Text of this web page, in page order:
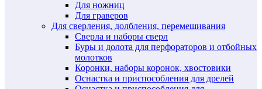
Для ножниц
Для граверов
Для сверления, долбления, перемешивания
Сверла и наборы сверл
Буры и долота для перфораторов и отбойных
молотков
Коронки, наборы коронок, хвостовики
Оснастка и приспособления для дрелей